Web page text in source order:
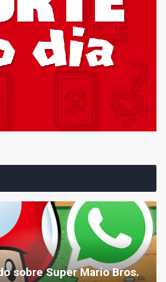
sobre Super Mario Bros.